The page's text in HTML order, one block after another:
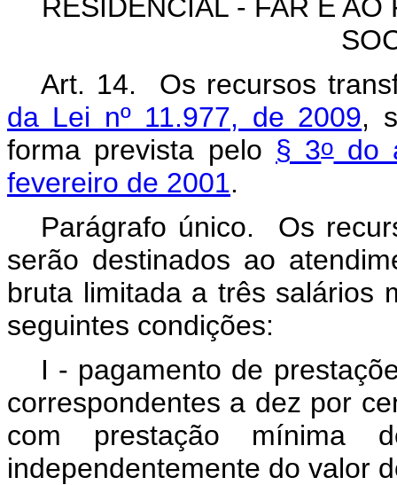
RESIDENCIAL - FAR E
Art. 14. Os recursos
da Lei nº 11.977, de 2009,
forma prevista pelo § 3odo
fevereiro de 2001.
Parágrafo único. Os
serão destinados ao
bruta limitada a três salários
seguintes condições:
I - pagamento de
correspondentes a dez por
com prestação mínima
independentemente do valor